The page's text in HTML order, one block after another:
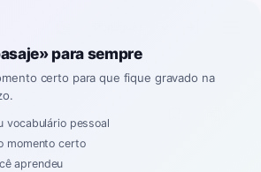
›pasaje
para sempre
certo para que fique gravado na
vocabulário pessoal
momento certo
aprendeu